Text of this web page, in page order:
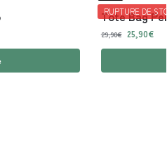
RUPTURE DE
Tote Bag
29,90€ 25,90€